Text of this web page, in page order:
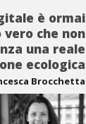
è ormai
che non
una reale
ecologica
Brocchetta